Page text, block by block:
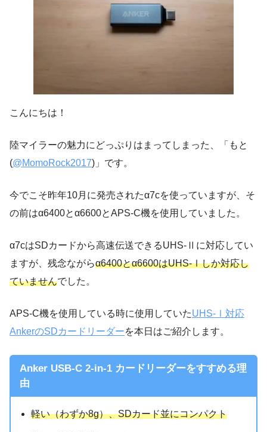
こんにちは！
陸マイラーの魅力にどっぷりはまってしまった、「もと
(@MomoRock2017)」です。
今でこそ昨年10月に発売されたα7cを使っていますが、そ
の前はα6400とα6600とAPS-C機を使用していました。
α7cはSDカードから高速伝送できるUHS-Ⅱに対応してい
ますが、残念ながらα6400とα6600はUHS-Ⅰしか対応し
ていませんでした。
APS-C機を使用している時に使用していたUHS-Ⅰ対応
AnkerのSDカードリーダーを本日はご紹介します。
Anker USB-C 2-in-1 カードリーダーをすすめる理
由
軽い（わずか8g）、SDカード並にコンパクト